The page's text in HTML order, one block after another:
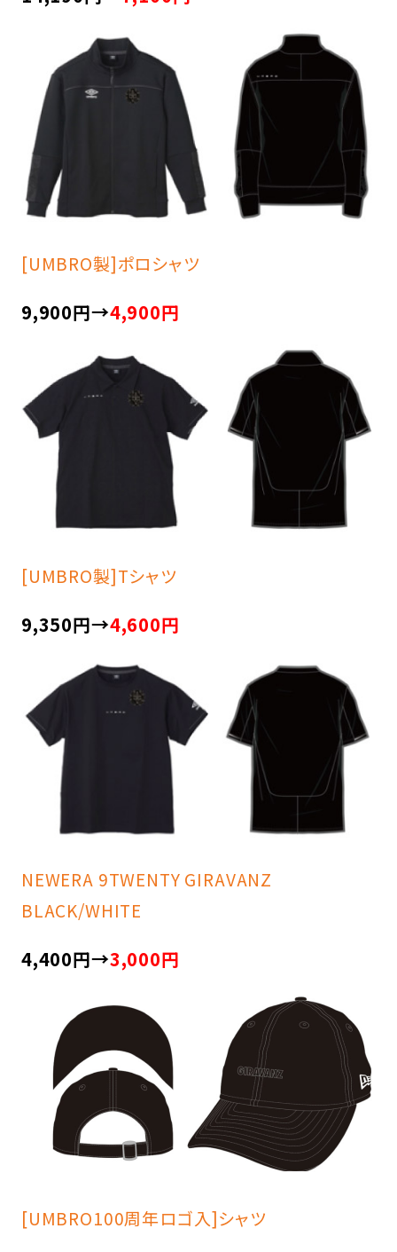
[UMBRO製]ポロシャツ
9,900円→4,900円
[UMBRO製]Tシャツ
9,350円→4,600円
NEWERA 9TWENTY GIRAVANZ
BLACK/WHITE
4,400円→3,000円
[UMBRO100周年ロゴ入]シャツ